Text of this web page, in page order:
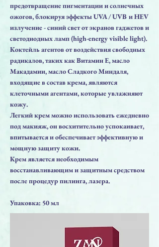
предотвращение пигментации и солнечных
ожогов, блокируя эффекты UVA / UVB и HEV
излучение - синий свет от экранов гаджетов и
светодиодных ламп (high-energy visible light).
Коктейль агентов от воздействия свободных
радикалов, таких как Витамин Е, масло
Макадамии, масло Сладкого Миндаля,
входящие в состав крема, являются
клеточными агентами, которые увлажняют
кожу.
Легкий крем можно использовать ежедневно
под макияж, он восхитительно успокаивает,
впитывается и обеспечивает эффективную и
мощную защиту кожи.
Крем является необходимым
восстанавливающим и защитным средством
после процедур пилинга, лазера.
Упаковка: 50 мл